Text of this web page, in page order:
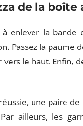
de la boîte
à enlever la
Passez la paume
vers le haut. Enfin,
une paire
ailleurs, les